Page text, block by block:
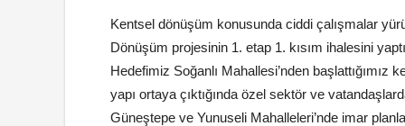
Kentsel dönüşüm konusunda ciddi çalışmalar
Dönüşüm projesinin 1. etap 1. kısım ihalesini
Hedefimiz Soğanlı Mahallesi’nden
yapı ortaya çıktığında özel sektör ve
Güneştepe ve Yunuseli Mahalleleri’nde imar